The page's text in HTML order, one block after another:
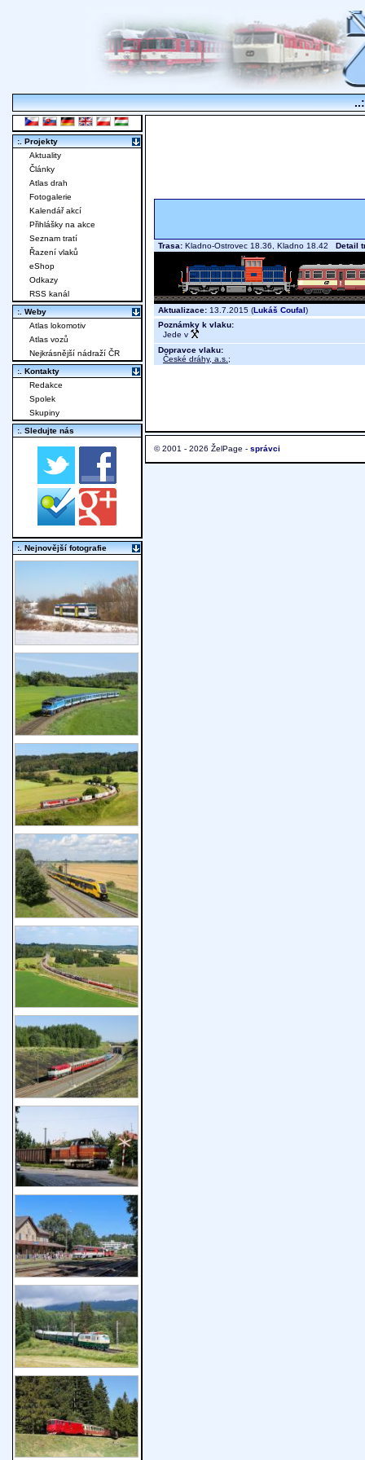
Trasa: Kladno-Ostrovec 18.36, Kladno 18.42 Detail
Aktualizace: 13.7.2015 (Lukáš Coufal)
Poznámky k vlaku:
Jede v
Dopravce vlaku:
České dráhy, a.s. ;
© 2001 - 2026 ŽelPage - správci
:. Projekty
Aktuality
Články
Atlas drah
Fotogalerie
Kalendář akcí
Přihlášky na akce
Seznam tratí
Řazení vlaků
eShop
Odkazy
RSS kanál
:. Weby
Atlas lokomotiv
Atlas vozů
Nejkrásnější nádraží ČR
:. Kontakty
Redakce
Spolek
Skupiny
:. Sledujte nás
:. Nejnovější fotografie